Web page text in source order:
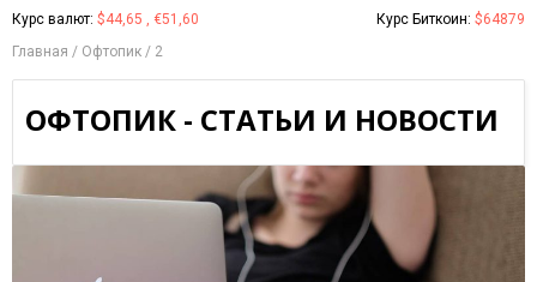
Курс валют: $44,65 , €51,60 Курс Биткоин: $64879
Главная
Офтопик 2
ОФТОПИК - СТАТЬИ И НОВОСТИ